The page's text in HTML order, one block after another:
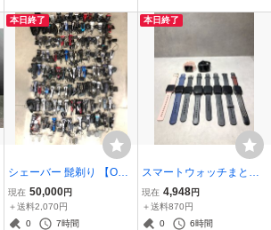
不可 26061
本日終了
シェーバー 髭剃り 【OK1
1612】 100台まとめ ひげ
そり BRAUN Panasonic
PHILIPS HITACHI IZUMI
現在 50,000円
＋送料2,070円
0
7時間
本日終了
スマートウォッチまとめ
【SA1472△】 腕時計 10
本まとめ ARW-P22他 blo
otooth 【未確認】260317
現在 4,948円
＋送料870円
0
6時間